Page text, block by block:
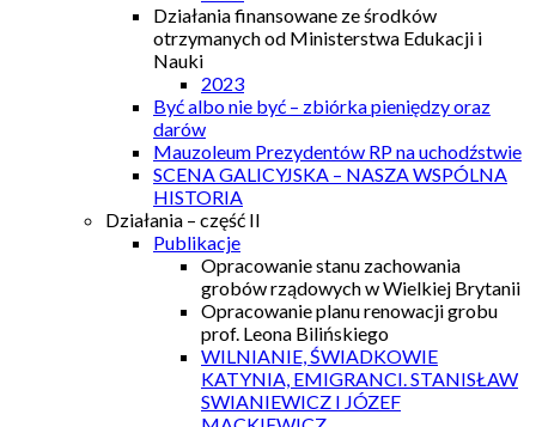
Działania finansowane ze środków
otrzymanych od Ministerstwa Edukacji i
Nauki
2023
Być albo nie być – zbiórka pieniędzy oraz
darów
Mauzoleum Prezydentów RP na uchodźstwie
SCENA GALICYJSKA – NASZA WSPÓLNA
HISTORIA
Działania – część II
Publikacje
Opracowanie stanu zachowania
grobów rządowych w Wielkiej Brytanii
Opracowanie planu renowacji grobu
prof. Leona Bilińskiego
WILNIANIE, ŚWIADKOWIE
KATYNIA, EMIGRANCI. STANISŁAW
SWIANIEWICZ I JÓZEF